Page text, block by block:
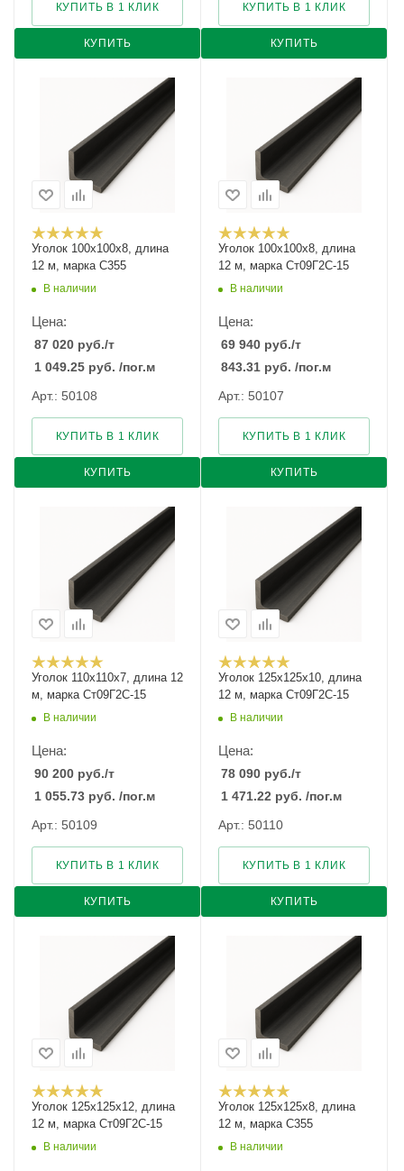
КУПИТЬ
КУПИТЬ В 1 КЛИК
КУПИТЬ
КУПИТЬ В 1 КЛИК
Уголок 100х100х8, длина
12 м, марка С355
В наличии
Цена:
87 020 руб./т
1 049.25 руб. /пог.м
Арт.: 50108
КУПИТЬ
КУПИТЬ В 1 КЛИК
Уголок 100х100х8, длина
12 м, марка Ст09Г2С-15
В наличии
Цена:
69 940 руб./т
843.31 руб. /пог.м
Арт.: 50107
КУПИТЬ
КУПИТЬ В 1 КЛИК
Уголок 110х110х7, длина 12
м, марка Ст09Г2С-15
В наличии
Цена:
90 200 руб./т
1 055.73 руб. /пог.м
Арт.: 50109
КУПИТЬ
КУПИТЬ В 1 КЛИК
Уголок 125х125х10, длина
12 м, марка Ст09Г2С-15
В наличии
Цена:
78 090 руб./т
1 471.22 руб. /пог.м
Арт.: 50110
КУПИТЬ
КУПИТЬ В 1 КЛИК
Уголок 125х125х12, длина
12 м, марка Ст09Г2С-15
В наличии
Уголок 125х125х8, длина
12 м, марка С355
В наличии